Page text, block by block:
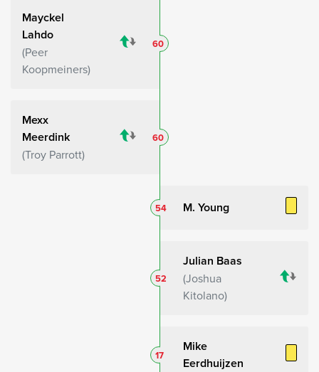
Mayckel
Lahdo
Peer
Koopmeiners
60
Mexx
Meerdink
Troy Parrott
60
M. Young
54
Julian Baas
Joshua
Kitolano
52
Mike
Eerdhuijzen
17